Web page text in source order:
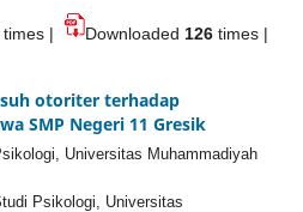
times | Downloaded 126 times |
otoriter terhadap
SMP Negeri 11 Gresik
Universitas Muhammadiyah
Psikologi, Universitas